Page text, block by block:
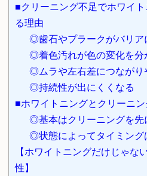
■クリーニング不足でホワイ
る理由
◎歯石やプラークがバリア
◎着色汚れが色の変化を分
◎ムラや左右差につながり
◎持続性が出にくくなる
■ホワイトニングとクリーニ
◎基本はクリーニングを先
◎状態によってタイミング
【ホワイトニングだけじゃな
性】